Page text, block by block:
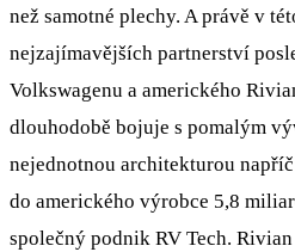
než samotné plechy. A právě v
nejzajímavějších partnerství
Volkswagenu a amerického
dlouhodobě bojuje s pomalým
nejednotnou architekturou
do amerického výrobce 5,8
společný podnik RV Tech.